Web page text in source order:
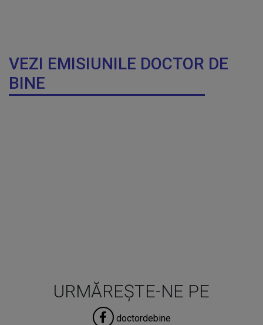
VEZI EMISIUNILE DOCTOR DE
BINE
URMĂREȘTE-NE PE
doctordebine